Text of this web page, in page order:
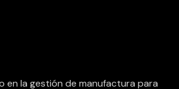
en la gestión de manufactura para